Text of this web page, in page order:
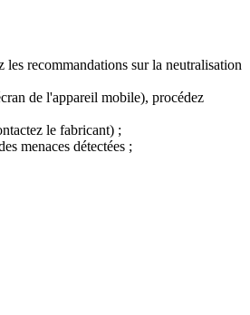
les recommandations sur la neutralisation
de l'appareil mobile), procédez
le fabricant) ;
menaces détectées ;